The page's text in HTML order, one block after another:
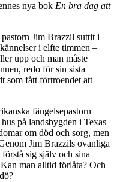
nya bok En bra dag att
Jim Brazzil suttit i
i elfte timmen –
upp och man måste
redo för sin sista
som fått förtroendet att
fängelsepastorn
på landsbygden i Texas
om död och sorg, men
Jim Brazzils ovanliga
sig själv och sina
man alltid förlåta? Och